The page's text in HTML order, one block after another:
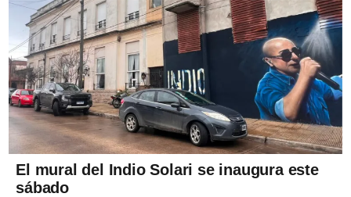
El mural del Indio Solari se inaugura este
sábado